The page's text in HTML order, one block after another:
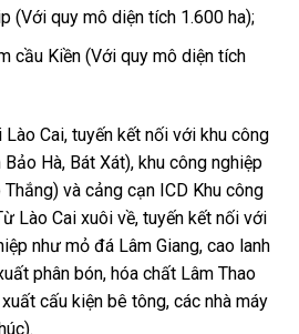
(Với quy mô diện tích 1.600 ha);
cầu Kiền (Với quy mô diện tích
Cai, tuyến kết nối với khu công
Hà, Bát Xát), khu công nghiệp
và cảng cạn ICD Khu công
Lào Cai xuôi về, tuyến kết nối với
như mỏ đá Lâm Giang, cao lanh
phân bón, hóa chất Lâm Thao
cấu kiện bê tông, các nhà máy